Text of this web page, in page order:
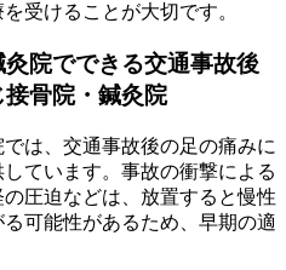
受けることが大切です。
院でできる交通事故後
骨院・鍼灸院
は、交通事故後の足の痛みに
ています。事故の衝撃による
圧迫などは、放置すると慢性
可能性があるため、早期の適